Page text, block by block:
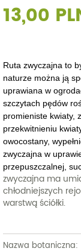
13,00
Ruta zwyczajna to
naturze można ją
uprawiana w
szczytach pędów
promieniste kwiaty,
przekwitnieniu
owocostany,
zwyczajna w
przepuszczalnej,
zwyczajna ma
chłodniejszych
warstwą ściółki.
Nazwa botaniczna: